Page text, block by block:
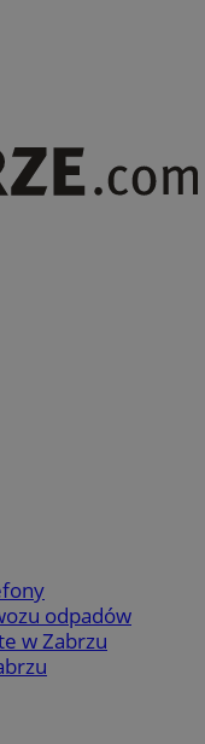
odpadów
w Zabrzu